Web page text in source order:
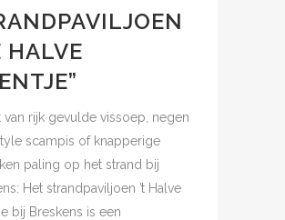
HALVE
van rijk gevulde vissoep, negen
scampis of knapperige
paling op het strand bij
Het strandpaviljoen ’t Halve
bij Breskens is een